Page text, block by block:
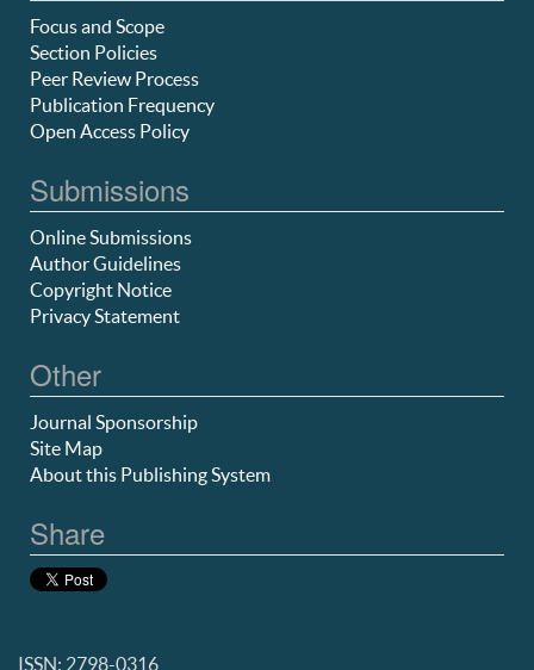
Focus and Scope
Section Policies
Peer Review Process
Publication Frequency
Open Access Policy
Submissions
Online Submissions
Author Guidelines
Copyright Notice
Privacy Statement
Other
Journal Sponsorship
Site Map
About this Publishing System
Share
ISSN: 2798-0316